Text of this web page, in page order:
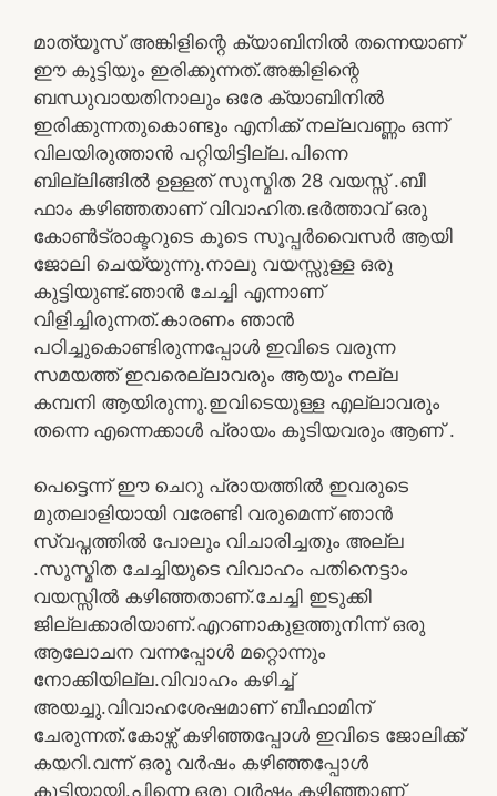
മാത്യൂസ് അങ്കിളിന്റെ ക്യാബിനിൽ തന്നെയാണ്
ഈ കുട്ടിയും ഇരിക്കുന്നത്.അങ്കിളിന്റെ
ബന്ധുവായതിനാലും ഒരേ ക്യാബിനിൽ
ഇരിക്കുന്നതുകൊണ്ടും എനിക്ക് നല്ലവണ്ണം ഒന്ന്
വിലയിരുത്താൻ പറ്റിയിട്ടില്ല.പിന്നെ
ബില്ലിങ്ങിൽ ഉള്ളത് സുസ്മിത 28 വയസ്സ് .ബീ
ഫാം കഴിഞ്ഞതാണ് വിവാഹിത.ഭർത്താവ് ഒരു
കോൺട്രാക്ടറുടെ കൂടെ സൂപ്പർവൈസർ ആയി
ജോലി ചെയ്യുന്നു.നാലു വയസ്സുള്ള ഒരു
കുട്ടിയുണ്ട്.ഞാൻ ചേച്ചി എന്നാണ്
വിളിച്ചിരുന്നത്.കാരണം ഞാൻ
പഠിച്ചുകൊണ്ടിരുന്നപ്പോൾ ഇവിടെ വരുന്ന
സമയത്ത് ഇവരെല്ലാവരും ആയും നല്ല
കമ്പനി ആയിരുന്നു.ഇവിടെയുള്ള എല്ലാവരും
തന്നെ എന്നെക്കാൾ പ്രായം കൂടിയവരും ആണ് .
പെട്ടെന്ന് ഈ ചെറു പ്രായത്തിൽ ഇവരുടെ
മുതലാളിയായി വരേണ്ടി വരുമെന്ന് ഞാൻ
സ്വപ്നത്തിൽ പോലും വിചാരിച്ചതും അല്ല
.സുസ്മിത ചേച്ചിയുടെ വിവാഹം പതിനെട്ടാം
വയസ്സിൽ കഴിഞ്ഞതാണ്.ചേച്ചി ഇടുക്കി
ജില്ലക്കാരിയാണ്.എറണാകുളത്തുനിന്ന് ഒരു
ആലോചന വന്നപ്പോൾ മറ്റൊന്നും
നോക്കിയില്ല.വിവാഹം കഴിച്ച്
അയച്ചു.വിവാഹശേഷമാണ് ബീഫാമിന്
ചേരുന്നത്.കോഴ്സ് കഴിഞ്ഞപ്പോൾ ഇവിടെ ജോലിക്ക്
കയറി.വന്ന് ഒരു വർഷം കഴിഞ്ഞപ്പോൾ
കുട്ടിയായി.പിന്നെ ഒരു വർഷം കഴിഞ്ഞാണ്